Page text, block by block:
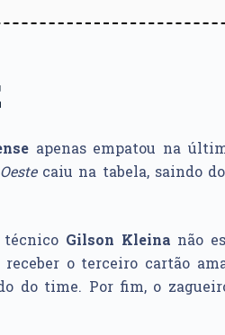
apenas empatou na
caiu na tabela, saindo do
técnico Gilson Kleina não
receber o terceiro cartão
do time. Por fim, o